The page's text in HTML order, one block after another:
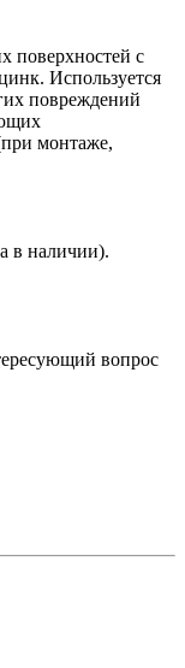
поверхностей с
Используется
повреждений
монтаже,
в наличии).
вопрос